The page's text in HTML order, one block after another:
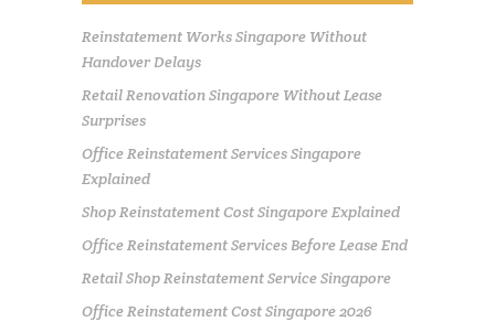
Reinstatement Works Singapore Without
Handover Delays
Retail Renovation Singapore Without Lease
Surprises
Office Reinstatement Services Singapore
Explained
Shop Reinstatement Cost Singapore Explained
Office Reinstatement Services Before Lease End
Retail Shop Reinstatement Service Singapore
Office Reinstatement Cost Singapore 2026